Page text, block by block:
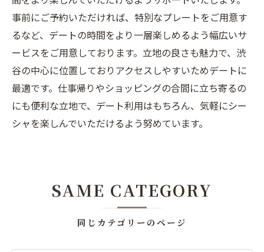
事前にご予約いただければ、特別なプレートをご用意す
るなど、デートの時間をより一層楽しめるよう幅広いサ
ービスをご用意しております。立地の良さも魅力で、渋
谷の中心に位置しておりアクセスしやすいためデートに
最適です。仕事帰りやショッピングの合間に立ち寄るの
にも便利な立地で、デート利用はもちろん、気軽にシー
シャを楽しんでいただけるよう努めています。
同じカテゴリーのページ
SAME CATEGORY